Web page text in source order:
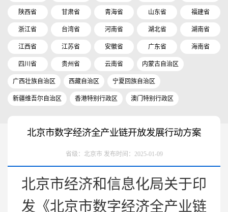
陕西省 甘肃省 青海省 山东省 福建省
浙江省 台湾省 河南省 湖北省 湖南省
江西省 江苏省 安徽省 广东省 海南省
四川省 贵州省 云南省 内蒙古自治区
广西壮族自治区 西藏自治区 宁夏回族自治区
新疆维吾尔自治区 香港特别行政区 澳门特别行政区
北京市数字经济全产业链开放发展行动方案
省级：北京市 发布时间：2025-01-09
北京市经济和信息化局关于印
发《北京市数字经济全产业链